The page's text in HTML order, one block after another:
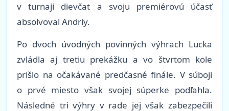
v turnaji dievčat a svoju premiérovú účasť
absolvoval Andriy.
Po dvoch úvodných povinných výhrach Lucka
zvládla aj tretiu prekážku a vo štvrtom kole
prišlo na očakávané predčasné finále. V súboji
o prvé miesto však svojej súperke podľahla.
Následné tri výhry v rade jej však zabezpečili